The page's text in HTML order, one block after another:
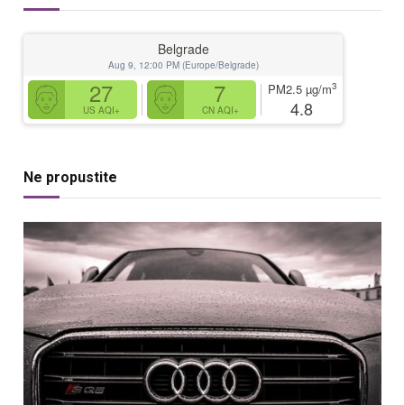
Belgrade
Aug 9, 12:00 PM (Europe/Belgrade)
27
US AQI+
7
CN AQI+
PM2.5 µg/m3
4.8
Ne propustite